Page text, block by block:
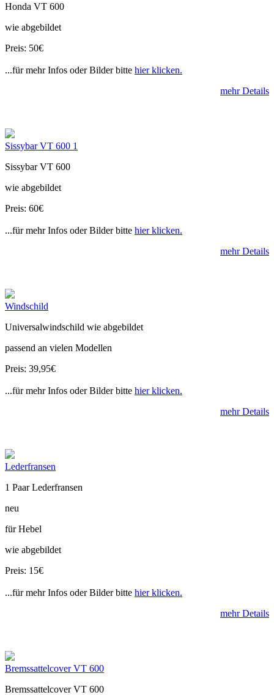
Honda VT 600
wie abgebildet
Preis: 50€
...für mehr Infos oder Bilder bitte hier klicken.
mehr Details
Sissybar VT 600 1
Sissybar VT 600
wie abgebildet
Preis: 60€
...für mehr Infos oder Bilder bitte hier klicken.
mehr Details
Windschild
Universalwindschild wie abgebildet
passend an vielen Modellen
Preis: 39,95€
...für mehr Infos oder Bilder bitte hier klicken.
mehr Details
Lederfransen
1 Paar Lederfransen
neu
für Hebel
wie abgebildet
Preis: 15€
...für mehr Infos oder Bilder bitte hier klicken.
mehr Details
Bremssattelcover VT 600
Bremssattelcover VT 600